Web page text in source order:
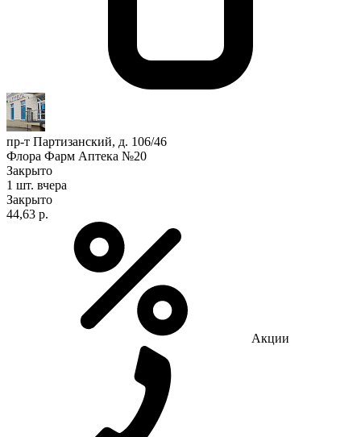
пр-т Партизанский, д. 106/46
Флора Фарм Аптека №20
Закрыто
1 шт. вчера
Закрыто
44,63 р.
Акции